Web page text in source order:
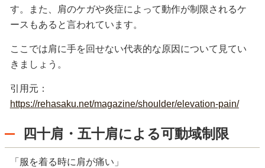
す。また、肩のケガや炎症によって動作が制限されるケ
ースもあると言われています。
ここでは肩に手を回せない代表的な原因について見てい
きましょう。
引用元：
https://rehasaku.net/magazine/shoulder/elevation-pain/
四十肩・五十肩による可動域制限
「服を着る時に肩が痛い」